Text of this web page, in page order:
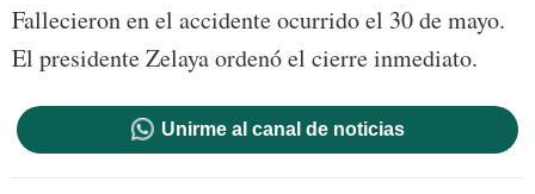
Fallecieron en el accidente ocurrido el 30 de mayo.
El presidente Zelaya ordenó el cierre inmediato.
Unirme al canal de noticias